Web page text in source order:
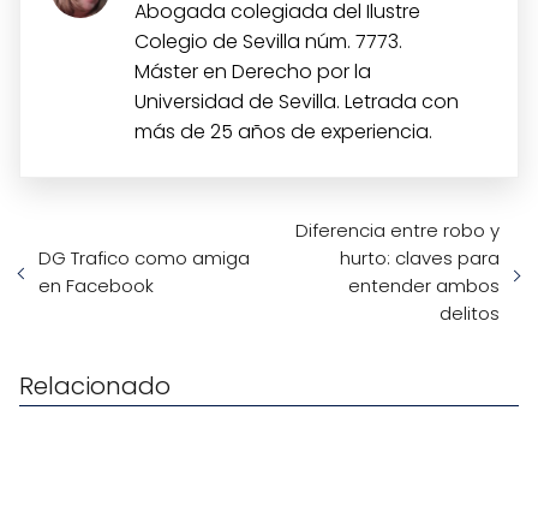
Abogada colegiada del Ilustre
Colegio de Sevilla núm. 7773.
Máster en Derecho por la
Universidad de Sevilla. Letrada con
más de 25 años de experiencia.
DG Trafico como amiga
en Facebook
Diferencia entre robo y
hurto: claves para
entender ambos
delitos
Relacionado